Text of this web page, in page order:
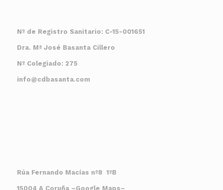
Nº de Registro Sanitario: C-15-001651
Dra. Mª José Basanta Cillero
Nº Colegiado: 275
info@cdbasanta.com
Rúa Fernando Macías nº8 1ºB
15004 A Coruña –Google Maps–